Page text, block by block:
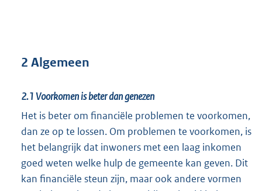
2 Algemeen
2.1Voorkomen is beter dan genezen
Het is beter om financiële problemen te voorkomen,
dan ze op te lossen. Om problemen te voorkomen, is
het belangrijk dat inwoners met een laag inkomen
goed weten welke hulp de gemeente kan geven. Dit
kan financiële steun zijn, maar ook andere vormen